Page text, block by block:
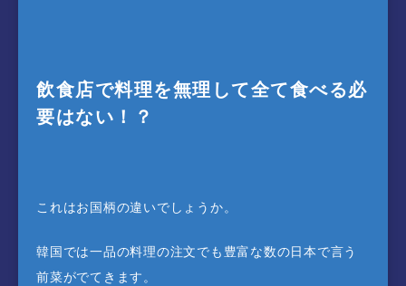
飲食店で料理を無理して全て食べる必
要はない！？
これはお国柄の違いでしょうか。
韓国では一品の料理の注文でも豊富な数の日本で言う
前菜がでてきます。